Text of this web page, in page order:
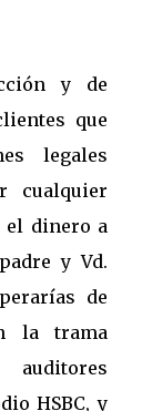
y de
que
legales
cualquier
dinero a
y Vd.
de
la trama
HSBC, y